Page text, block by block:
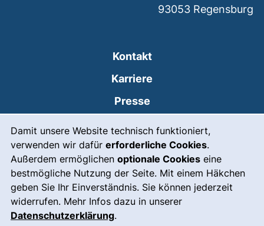
Damit unsere Website technisch funktioniert,
verwenden wir dafür erforderliche Cookies.
Außerdem ermöglichen optionale Cookies eine
bestmögliche Nutzung der Seite. Mit einem Häkchen
geben Sie Ihr Einverständnis. Sie können jederzeit
widerrufen. Mehr Infos dazu in unserer
Datenschutzerklärung.
Kontakt
Karriere
Presse
Leichte Sprache
Gebärdensprache
Notfall(externer Link, öffnet
Impressum
93053 Regensburg